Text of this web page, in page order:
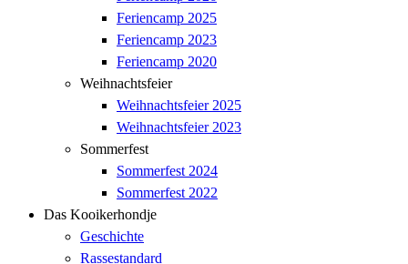
Feriencamp 2025
Feriencamp 2023
Feriencamp 2020
Weihnachtsfeier
Weihnachtsfeier 2025
Weihnachtsfeier 2023
Sommerfest
Sommerfest 2024
Sommerfest 2022
Das Kooikerhondje
Geschichte
Rassestandard